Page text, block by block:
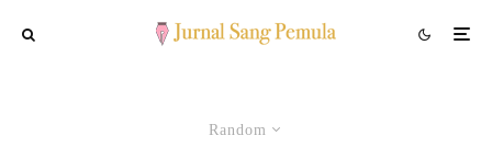
Random